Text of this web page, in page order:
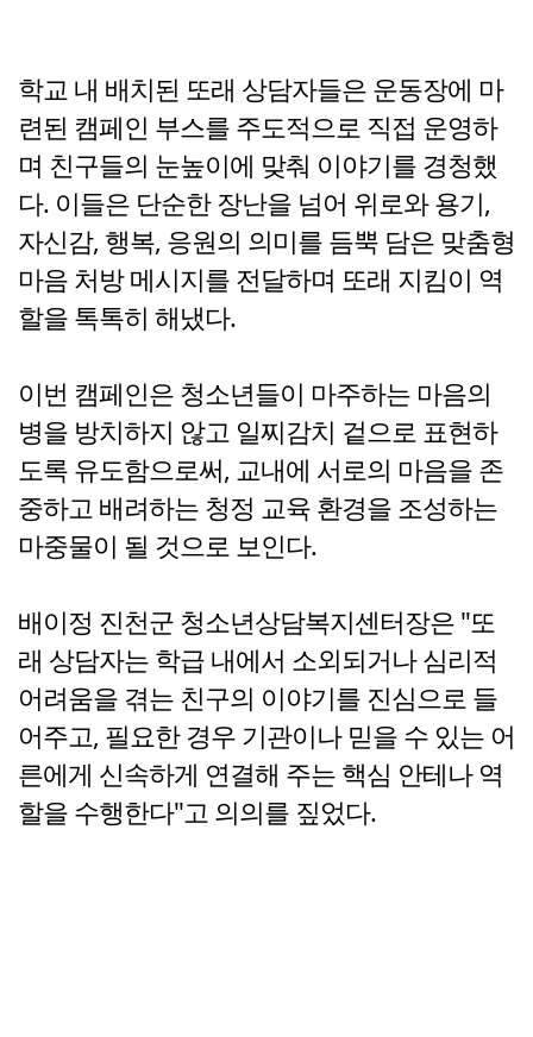
학교 내 배치된 또래 상담자들은 운동장에 마
련된 캠페인 부스를 주도적으로 직접 운영하
며 친구들의 눈높이에 맞춰 이야기를 경청했
다. 이들은 단순한 장난을 넘어 위로와 용기,
자신감, 행복, 응원의 의미를 듬뿍 담은 맞춤형
마음 처방 메시지를 전달하며 또래 지킴이 역
할을 톡톡히 해냈다.
이번 캠페인은 청소년들이 마주하는 마음의
병을 방치하지 않고 일찌감치 겉으로 표현하
도록 유도함으로써, 교내에 서로의 마음을 존
중하고 배려하는 청정 교육 환경을 조성하는
마중물이 될 것으로 보인다.
배이정 진천군 청소년상담복지센터장은 "또
래 상담자는 학급 내에서 소외되거나 심리적
어려움을 겪는 친구의 이야기를 진심으로 들
어주고, 필요한 경우 기관이나 믿을 수 있는 어
른에게 신속하게 연결해 주는 핵심 안테나 역
할을 수행한다"고 의의를 짚었다.